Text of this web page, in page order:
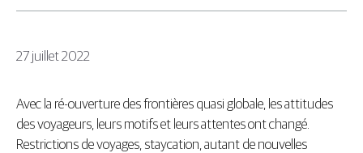
27 juillet 2022
Avec la ré-ouverture des frontières quasi globale, les attitudes
des voyageurs, leurs motifs et leurs attentes ont changé.
Restrictions de voyages, staycation, autant de nouvelles